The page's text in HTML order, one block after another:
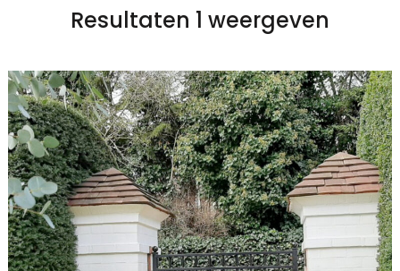
Resultaten 1 weergeven